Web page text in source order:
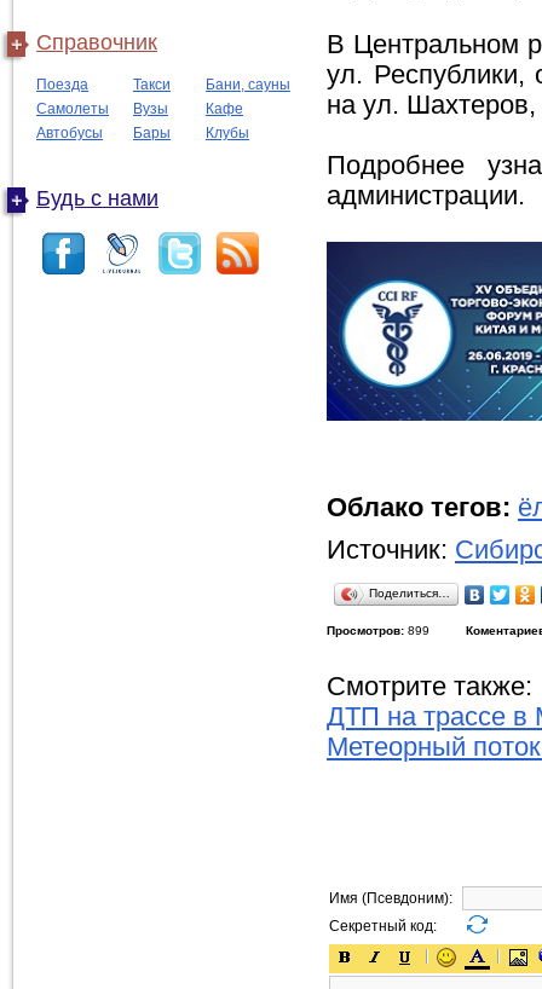
Справочник
Поезда Такси
Бани, сауны
Самолеты
Вузы
Кафе
Автобусы
Бары Клубы
Будь с нами
В Центральном
ул. Республики,
на ул.
Подробнее
администрации.
Облако тегов:
Источник:
Поделиться…
Просмотров: 899
Смотрите также:
ДТП на трассе в
Метеорный
Имя (Псевдоним):
Секретный код: